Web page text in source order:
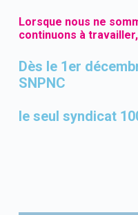
Lorsque nous ne
continuons à
Dès le 1er
SNPNC
le seul syndicat